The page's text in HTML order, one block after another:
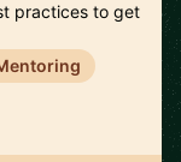
practices to get